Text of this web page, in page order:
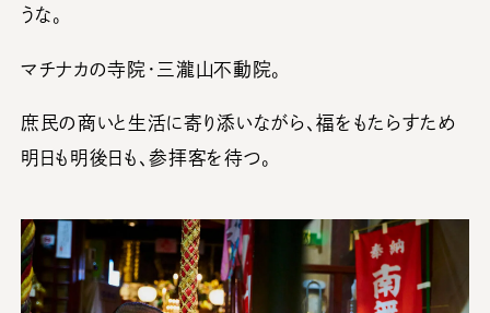
うな。
マチナカの寺院・三瀧山不動院。
庶民の商いと生活に寄り添いながら、福をもたらすため
明日も明後日も、参拝客を待つ。